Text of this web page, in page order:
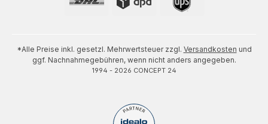
*Alle Preise inkl. gesetzl. Mehrwertsteuer zzgl. Versandkosten und
ggf. Nachnahmegebühren, wenn nicht anders angegeben.
1994 - 2026 CONCEPT 24